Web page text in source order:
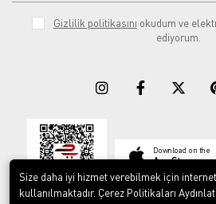
Gizlilik politikasını okudum ve
ediyorum.
Download on the
App Store
Size daha iyi hizmet verebilmek için
kullanılmaktadır. Çerez Politikaları